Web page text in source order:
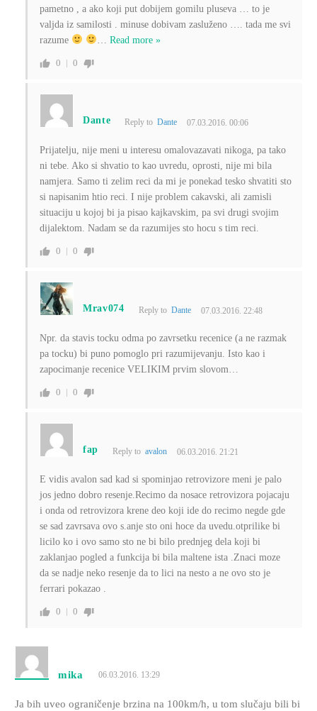
pametno , a ako koji put dobijem gomilu pluseva … to je
valjda iz samilosti . minuse dobivam zasluženo …. tada me svi
razume
… Read more »
0 0
Dante Reply toDante 07.03.2016. 00:06
Prijatelju, nije meni u interesu omalovazavati nikoga, pa tako
ni tebe. Ako si shvatio to kao uvredu, oprosti, nije mi bila
namjera. Samo ti zelim reci da mi je ponekad tesko shvatiti sto
si napisanim htio reci. I nije problem cakavski, ali zamisli
situaciju u kojoj bi ja pisao kajkavskim, pa svi drugi svojim
dijalektom. Nadam se da razumijes sto hocu s tim reci.
0 0
Mrav074 Reply to Dante 07.03.2016. 22:48
Npr. da stavis tocku odma po zavrsetku recenice (a ne razmak
pa tocku) bi puno pomoglo pri razumijevanju. Isto kao i
zapocimanje recenice VELIKIM prvim slovom…
0 0
fap Reply toavalon 06.03.2016. 21:21
E vidis avalon sad kad si spominjao retrovizore meni je palo
jos jedno dobro resenje.Recimo da nosace retrovizora pojacaju
i onda od retrovizora krene deo koji ide do recimo negde gde
se sad zavrsava ovo s.anje sto oni hoce da uvedu.otprilike bi
licilo ko i ovo samo sto ne bi bilo prednjeg dela koji bi
zaklanjao pogled a funkcija bi bila maltene ista .Znaci moze
da se nadje neko resenje da to lici na nesto a ne ovo sto je
ferrari pokazao .
0 0
mika 06.03.2016. 13:29
Ja bih uveo ograničenje brzina na 100km/h, u tom slučaju bili bi